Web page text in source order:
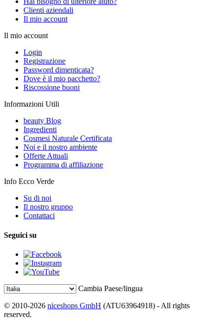
Clienti aziendali
Il mio account
Il mio account
Login
Registrazione
Password dimenticata?
Dove è il mio pacchetto?
Riscossione buoni
Informazioni Utili
beauty Blog
Ingredienti
Cosmesi Naturale Certificata
Noi e il nostro ambiente
Offerte Attuali
Programma di affiliazione
Info Ecco Verde
Su di noi
Il nostro gruppo
Contattaci
Seguici su
Cambia Paese/lingua
© 2010-2026 niceshops GmbH (ATU63964918) - All rights
reserved.